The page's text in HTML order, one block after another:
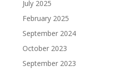
July 2025
February 2025
September 2024
October 2023
September 2023